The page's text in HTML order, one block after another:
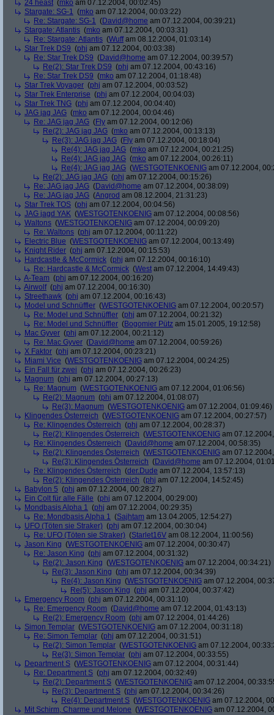
24 heast (mko am 07.12.2004, 00:02:45)
Stargate: SG-1 (mko am 07.12.2004, 00:03:22)
Re: Stargate: SG-1 (David@home am 07.12.2004, 00:39:21)
Stargate: Atlantis (mko am 07.12.2004, 00:03:31)
Re: Stargate: Atlantis (Wuffam 08.12.2004, 01:03:14)
Star Trek DS9 (phj am 07.12.2004, 00:03:38)
Re: Star Trek DS9 (David@home am 07.12.2004, 00:39:57)
Re(2): Star Trek DS9 (phj am 07.12.2004, 00:43:16)
Re: Star Trek DS9 (mko am 07.12.2004, 01:18:48)
Star Trek Voyager (phj am 07.12.2004, 00:03:52)
Star Trek Enterprise (phj am 07.12.2004, 00:04:03)
Star Trek TNG (phj am 07.12.2004, 00:04:40)
JAG jag JAG (mko am 07.12.2004, 00:04:46)
Re: JAG jag JAG (Fly am 07.12.2004, 00:12:06)
Re(2): JAG jag JAG (mko am 07.12.2004, 00:13:13)
Re(3): JAG jag JAG (Fly am 07.12.2004, 00:18:04)
Re(4): JAG jag JAG (mko am 07.12.2004, 00:21:25)
Re(4): JAG jag JAG (mko am 07.12.2004, 00:26:11)
Re(4): JAG jag JAG (WESTGOTENKOENIG am 07.12.2004,
Re(2): JAG jag JAG (phj am 07.12.2004, 00:15:26)
Re: JAG jag JAG (David@home am 07.12.2004, 00:38:09)
Re: JAG jag JAG (Angrod am 08.12.2004, 21:31:23)
Star Trek TOS (phj am 07.12.2004, 00:04:56)
JAG jagd YAK (WESTGOTENKOENIG am 07.12.2004, 00:08:56)
Waltons (WESTGOTENKOENIG am 07.12.2004, 00:09:20)
Re: Waltons (phj am 07.12.2004, 00:11:22)
Electric Blue (WESTGOTENKOENIG am 07.12.2004, 00:13:49)
Knight Rider (phj am 07.12.2004, 00:15:53)
Hardcastle & McCormick (phj am 07.12.2004, 00:16:10)
Re: Hardcastle & McCormick (West am 07.12.2004, 14:49:43)
A-Team (phj am 07.12.2004, 00:16:20)
Airwolf(phj am 07.12.2004, 00:16:30)
Streethawk (phj am 07.12.2004, 00:16:43)
Model und Schnüffler (WESTGOTENKOENIG am 07.12.2004, 00:20:57)
Re: Model und Schnüffler (phj am 07.12.2004, 00:21:32)
Re: Model und Schnüffler (Bogomier Pütz am 15.01.2005, 19:12:58)
Mac Gyver (phj am 07.12.2004, 00:21:12)
Re: Mac Gyver (David@home am 07.12.2004, 00:59:26)
X Faktor (phj am 07.12.2004, 00:23:21)
Miami Vice (WESTGOTENKOENIG am 07.12.2004, 00:24:25)
Ein Fall für zwei (phj am 07.12.2004, 00:26:23)
Magnum (phj am 07.12.2004, 00:27:13)
Re: Magnum (WESTGOTENKOENIG am 07.12.2004, 01:06:56)
Re(2): Magnum (phj am 07.12.2004, 01:08:07)
Re(3): Magnum (WESTGOTENKOENIG am 07.12.2004, 01:09:46)
Klingendes Österreich (WESTGOTENKOENIG am 07.12.2004, 00:27:57)
Re: Klingendes Österreich (phj am 07.12.2004, 00:28:37)
Re(2): Klingendes Österreich (WESTGOTENKOENIG am
Re: Klingendes Österreich (David@home am 07.12.2004, 00:58:35)
Re(2): Klingendes Österreich (WESTGOTENKOENIG am
Re(3): Klingendes Österreich (David@home am 07.12.2004,
Re: Klingendes Österreich (der.Dude am 07.12.2004, 13:57:13)
Re(2): Klingendes Österreich (phj am 07.12.2004, 14:52:45)
Babylon 5 (phj am 07.12.2004, 00:28:27)
Ein Colt für alle Fälle (phj am 07.12.2004, 00:29:00)
Mondbasis Alpha 1 (phj am 07.12.2004, 00:29:35)
Re: Mondbasis Alpha 1 (Sajhtam am 13.04.2005, 12:54:27)
UFO (Töten sie Straker) (phj am 07.12.2004, 00:30:04)
Re: UFO (Töten sie Straker) (Starlet16V am 08.12.2004, 11:00:56)
Jason King (WESTGOTENKOENIG am 07.12.2004, 00:30:47)
Re: Jason King (phj am 07.12.2004, 00:31:32)
Re(2): Jason King (WESTGOTENKOENIG am 07.12.2004, 00:34:21)
Re(3): Jason King (phj am 07.12.2004, 00:34:39)
Re(4): Jason King (WESTGOTENKOENIG am 07.12.2004,
Re(5): Jason King (phj am 07.12.2004, 00:37:42)
Emergency Room (phj am 07.12.2004, 00:31:10)
Re: Emergency Room (David@home am 07.12.2004, 01:43:13)
Re(2): Emergency Room (phj am 07.12.2004, 01:44:26)
Simon Templar (WESTGOTENKOENIG am 07.12.2004, 00:31:18)
Re: Simon Templar (phj am 07.12.2004, 00:31:51)
Re(2): Simon Templar (WESTGOTENKOENIG am 07.12.2004,
Re(3): Simon Templar (phj am 07.12.2004, 00:33:55)
Department S (WESTGOTENKOENIG am 07.12.2004, 00:31:44)
Re: Department S (phj am 07.12.2004, 00:32:49)
Re(2): Department S (WESTGOTENKOENIG am 07.12.2004,
Re(3): Department S (phj am 07.12.2004, 00:34:26)
Re(4): Department S (WESTGOTENKOENIG am 07.12.2004,
Mit Schirm, Charme und Melone (WESTGOTENKOENIG am 07.12.2004,